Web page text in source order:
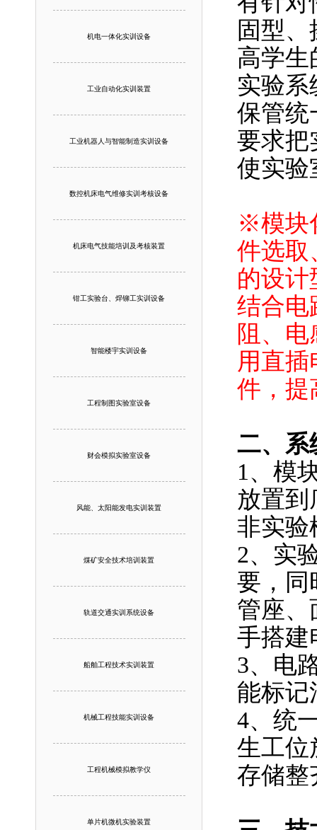
机电一体化实训设备
工业自动化实训装置
工业机器人与智能制造实训设备
数控机床电气维修实训考核设备
机床电气技能培训及考核装置
钳工实验台、焊铆工实训设备
智能楼宇实训设备
工程制图实验室设备
财会模拟实验室设备
风能、太阳能发电实训装置
煤矿安全技术培训装置
轨道交通实训系统设备
船舶工程技术实训装置
机械工程技能实训设备
工程机械模拟教学仪
单片机微机实验装置
固型
高学生
实验系
保管统
要求把
使实验
※模块
件选取
的设计
结合电
阻、
用直
件，提
二、系
1、模
放置到
非实验
2、实
要，同
管座、
手搭建
3、电
能标记
4、统
生工位
存储整